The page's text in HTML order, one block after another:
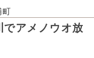
町
でアメノウオ放